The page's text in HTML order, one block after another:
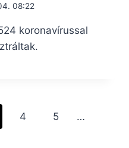
08:22
koronavírussal
4 5 …